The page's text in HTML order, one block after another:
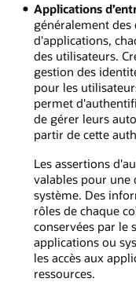
Applications
généralement des
d'applications,
des utilisateurs.
gestion des
pour les
permet
de gérer leurs
partir de cette
Les assertions
valables pour une
système. Des
rôles de chaque
conservées par le
applications ou
les accès aux
ressources.